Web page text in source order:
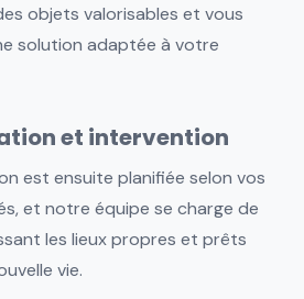
objets valorisables et vous
solution adaptée à votre
et intervention
est ensuite planifiée selon vos
et notre équipe se charge de
les lieux propres et prêts
vie.